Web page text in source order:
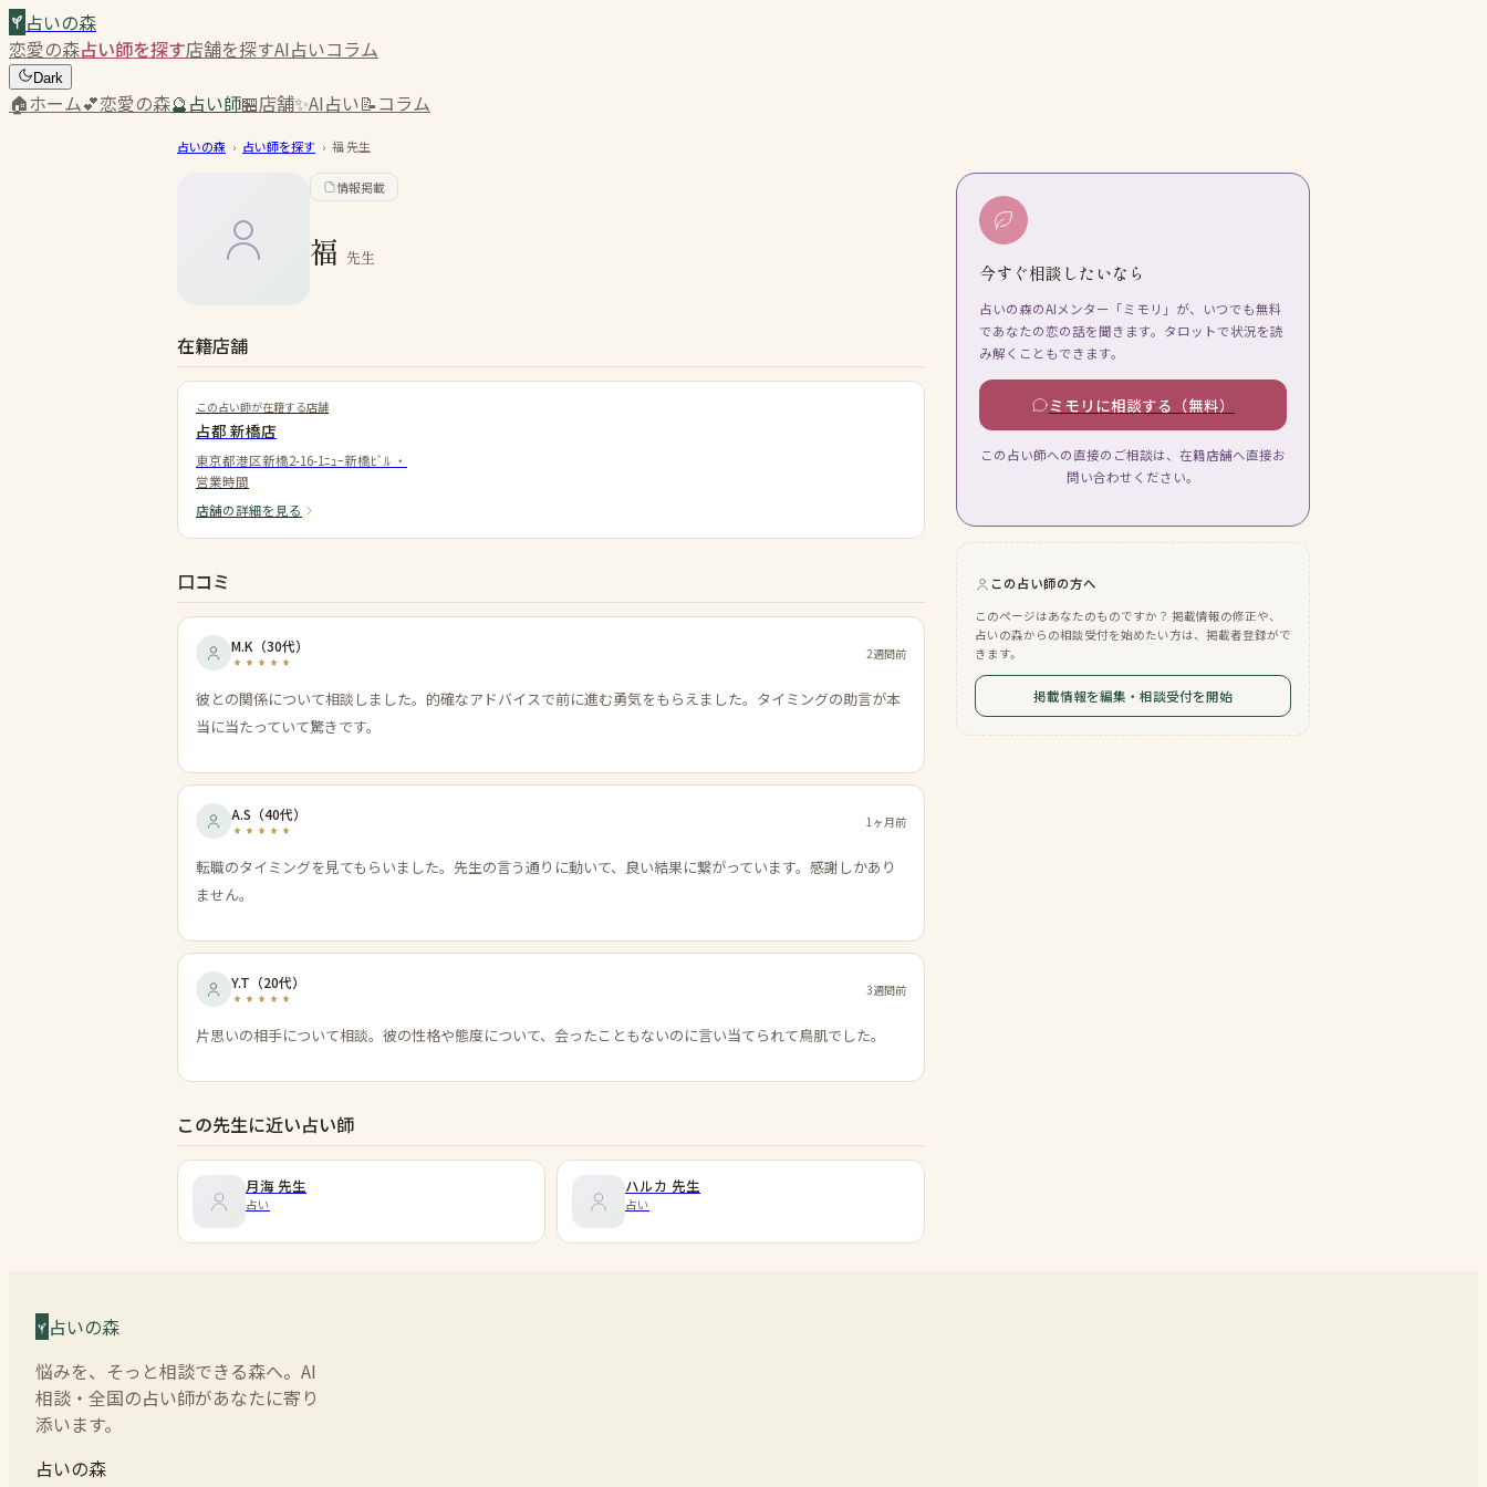
占いの森
恋愛の森占い師を探す店舗を探すAI占いコラム
Dark
🏠ホーム💕恋愛の森🔮占い師🏪店舗✨AI占い📝コラム
占いの森 › 占い師を探す › 福先生
情報掲載
福 先生
在籍店舗
この占い師が在籍する店舗
占都 新橋店
東京都港区新橋2-16-1ﾆｭｰ新橋ﾋﾞﾙ ・
営業時間
店舗の詳細を見る
口コミ
M.K （30代） 2週間前
彼との関係について相談しました。的確なアドバイスで前に進む勇気をもらえました。タイミングの助言が本
当に当たっていて驚きです。
A.S （40代） 1ヶ月前
転職のタイミングを見てもらいました。先生の言う通りに動いて、良い結果に繋がっています。感謝しかあり
ません。
Y.T （20代） 3週間前
片思いの相手について相談。彼の性格や態度について、会ったこともないのに言い当てられて鳥肌でした。
この先生に近い占い師
月海 先生
占い
ハルカ 先生
占い
今すぐ相談したいなら
占いの森のAIメンター「ミモリ」が、いつでも無料
であなたの恋の話を聞きます。タロットで状況を読
み解くこともできます。
ミモリに相談する（無料）
この占い師への直接のご相談は、在籍店舗へ直接お
問い合わせください。
この占い師の方へ
このページはあなたのものですか？ 掲載情報の修正や、
占いの森からの相談受付を始めたい方は、掲載者登録がで
きます。
掲載情報を編集・相談受付を開始
占いの森
悩みを、そっと相談できる森へ。AI
相談・全国の占い師があなたに寄り
添います。
占いの森